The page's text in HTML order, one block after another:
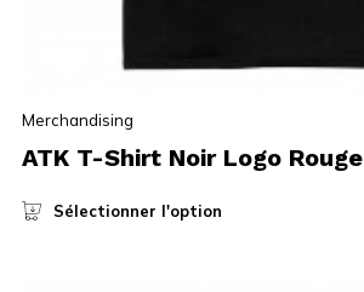
Merchandising
ATK T-Shirt Noir Logo Rouge
Sélectionner l'option